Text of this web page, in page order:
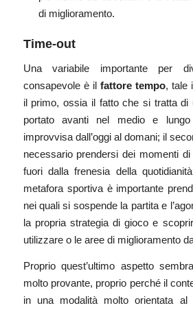
di miglioramento.
Time-out
Una variabile importante per
consapevole è il fattore tempo, tale
il primo, ossia il fatto che si tratta
portato avanti nel medio e
improvvisa dall’oggi al domani; il
necessario prendersi dei momenti di
fuori dalla frenesia della
metafora sportiva è importante
nei quali si sospende la partita e
la propria strategia di gioco e
utilizzare o le aree di miglioramento
Proprio quest’ultimo aspetto
molto provante, proprio perché il
in una modalità molto orientata al